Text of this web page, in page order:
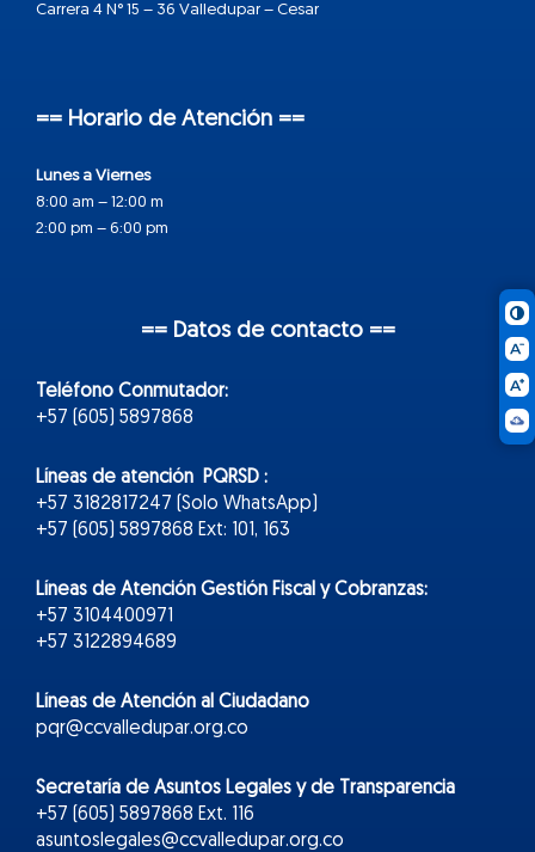
Carrera 4 N° 15 – 36 Valledupar – Cesar
== Horario de Atención ==
Lunes a Viernes
8:00 am – 12:00 m
2:00 pm – 6:00 pm
== Datos de contacto ==
Teléfono Conmutador:
+57 (605) 5897868
Líneas de atención PQRSD :
+57 3182817247 (Solo WhatsApp)
+57 (605) 5897868 Ext: 101, 163
Líneas de Atención Gestión Fiscal y Cobranzas:
+57 3104400971
+57 3122894689
Líneas de Atención al Ciudadano
pqr@ccvalledupar.org.co
Secretaría de Asuntos Legales y de Transparencia
+57 (605) 5897868 Ext. 116
asuntoslegales@ccvalledupar.org.co